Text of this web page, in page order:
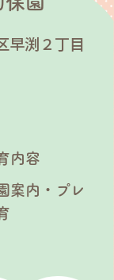
早渕２丁目
内容
案内・プレ